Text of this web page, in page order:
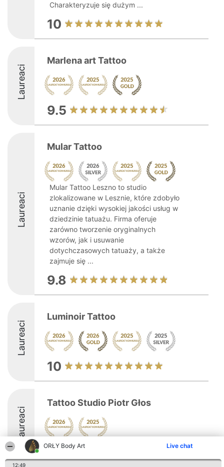
ORŁY Body Art Live chat
12:49
Charakteryzuje się dużym ...
10
Laureaci
Marlena art Tattoo
9.5
Laureaci
Mular Tattoo
Mular Tattoo Leszno to studio
zlokalizowane w Lesznie, które zdobyło
uznanie dzięki wysokiej jakości usług w
dziedzinie tatuażu. Firma oferuje
zarówno tworzenie oryginalnych
wzorów, jak i usuwanie
dotychczasowych tatuaży, a także
zajmuje się ...
9.8
Laureaci
Luminoir Tattoo
10
Laureaci
Tattoo Studio Piotr Głos
8.8